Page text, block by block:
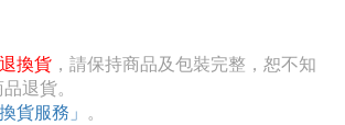
換貨 ，請保持商品及包裝完整，恕不知
退貨。
貨服務」 。